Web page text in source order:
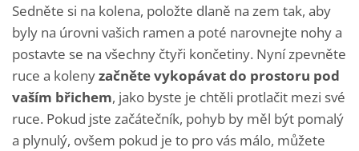
Sedněte si na kolena, položte dlaně na zem tak, aby
byly na úrovni vašich ramen a poté narovnejte nohy a
postavte se na všechny čtyři končetiny. Nyní zpevněte
ruce a kolenyzačněte vykopávat do prostoru pod
vaším břichem, jako byste je chtěli protlačit mezi své
ruce. Pokud jste začátečník, pohyb by měl být pomalý
a plynulý, ovšem pokud je to pro vás málo, můžete